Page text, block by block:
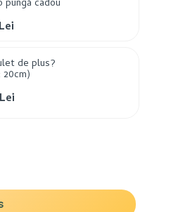
cadou
Lei
de plus?
20cm)
Lei